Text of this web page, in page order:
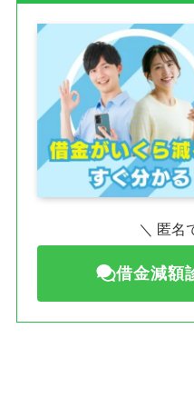
＼ 匿名
借金減額